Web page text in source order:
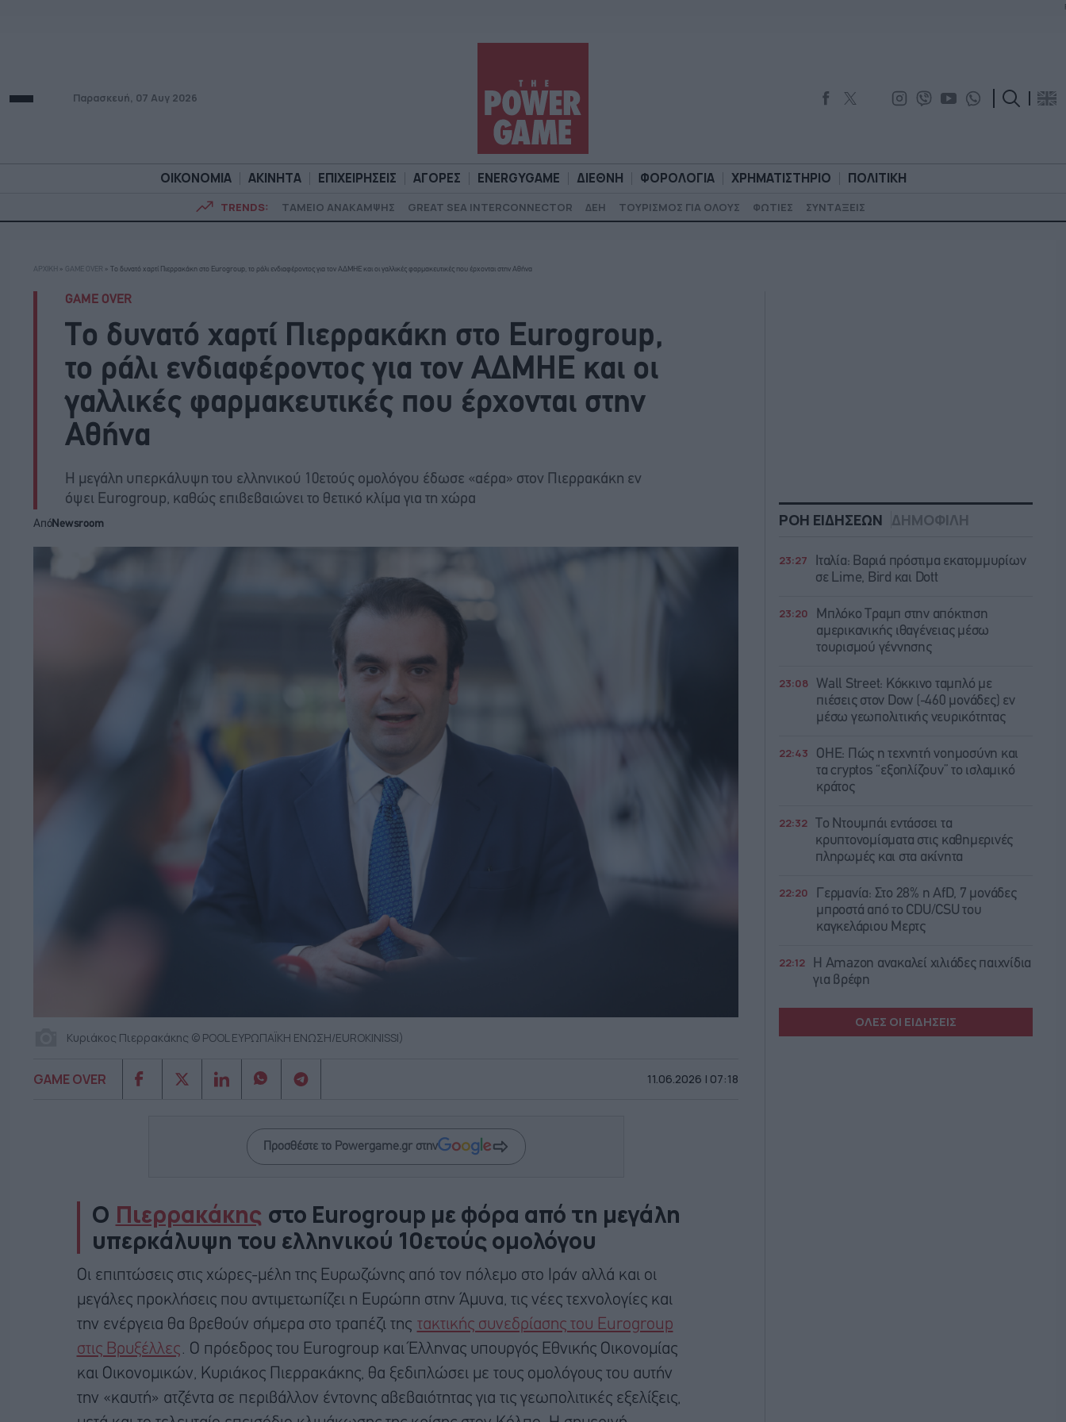
Παρασκευή, 07 Αυγ 2026
ΟΙΚΟΝΟΜΙΑ ΑΚΙΝΗΤΑ ΕΠΙΧΕΙΡΗΣΕΙΣ ΑΓΟΡΕΣ ENERGYGAME ΔΙΕΘΝΗ ΦΟΡΟΛΟΓΙΑ ΧΡΗΜΑΤΙΣΤΗΡΙΟ ΠΟΛΙΤΙΚΗ
TRENDS: ΤΑΜΕΙΟ ΑΝΑΚΑΜΨΗΣ GREAT SEA INTERCONNECTOR ΔΕΗ ΤΟΥΡΙΣΜΟΣ ΓΙΑ ΟΛΟΥΣ ΦΩΤΙΕΣ ΣΥΝΤΑΞΕΙΣ
ΟΙΚΟΝΟΜΙΑ ΑΚΙΝΗΤΑ ΕΠΙΧΕΙΡΗΣΕΙΣ ΑΓΟΡΕΣ
ΑΡΧΙΚΗ » GAME OVER » Το δυνατό χαρτί Πιερρακάκη στο Eurogroup, το ράλι ενδιαφέροντος για τον ΑΔΜΗΕ και οι γαλλικές φαρμακευτικές που έρχονται στην Αθήνα
GAME OVER
Το δυνατό χαρτί Πιερρακάκη στο Eurogroup,
το ράλι ενδιαφέροντος για τον ΑΔΜΗΕ και οι
γαλλικές φαρμακευτικές που έρχονται στην
Αθήνα
Η μεγάλη υπερκάλυψη του ελληνικού 10ετούς ομολόγου έδωσε «αέρα» στον Πιερρακάκη εν
όψει Eurogroup, καθώς επιβεβαιώνει το θετικό κλίμα για τη χώρα
ΑπόNewsroom
Κυριάκος Πιερρακάκης © POOL ΕΥΡΩΠΑΪΚΗ ΕΝΩΣΗ/EUROKINISSI)
GAME OVER 11.06.2026 | 07:18
Προσθέστε το Powergame.gr στην
Ο Πιερρακάκης στο Eurogroup με φόρα από τη μεγάλη
υπερκάλυψη του ελληνικού 10ετούς ομολόγου
Οι επιπτώσεις στις χώρες-μέλη της Ευρωζώνης από τον πόλεμο στο Ιράν αλλά και οι
μεγάλες προκλήσεις που αντιμετωπίζει η Ευρώπη στην Άμυνα, τις νέες τεχνολογίες και
την ενέργεια θα βρεθούν σήμερα στο τραπέζι της τακτικής συνεδρίασης του Eurogroup
στις Βρυξέλλες . Ο πρόεδρος του Eurogroup και Έλληνας υπουργός Εθνικής Οικονομίας
και Οικονομικών, Κυριάκος Πιερρακάκης, θα ξεδιπλώσει με τους ομολόγους του αυτήν
την «καυτή» ατζέντα σε περιβάλλον έντονης αβεβαιότητας για τις γεωπολιτικές εξελίξεις,
ΡΟΗ ΕΙΔΗΣΕΩΝ ΔΗΜΟΦΙΛΗ
23:27
Ιταλία: Βαριά πρόστιμα εκατομμυρίων
σε Lime, Bird και Dott
23:20
Μπλόκο Τραμπ στην απόκτηση
αμερικανικής ιθαγένειας μέσω
τουρισμού γέννησης
23:08
Wall Street: Κόκκινο ταμπλό με
πιέσεις στον Dow (-460 μονάδες) εν
μέσω γεωπολιτικής νευρικότητας
22:43
ΟΗΕ: Πώς η τεχνητή νοημοσύνη και
τα cryptos “εξοπλίζουν” το ισλαμικό
κράτος
22:32
Το Ντουμπάι εντάσσει τα
κρυπτονομίσματα στις καθημερινές
πληρωμές και στα ακίνητα
22:20
Γερμανία: Στο 28% η AfD, 7 μονάδες
μπροστά από το CDU/CSU του
καγκελάριου Μερτς
22:12
Η Amazon ανακαλεί χιλιάδες παιχνίδια
για βρέφη
ΟΛΕΣ ΟΙ ΕΙΔΗΣΕΙΣ